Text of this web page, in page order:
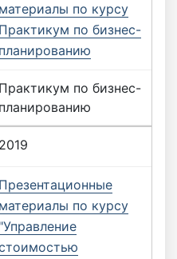
материалы по курсу
Практикум по бизнес-
планированию
Практикум по бизнес-
планированию
2019
Презентационные
материалы по курсу
"Управление